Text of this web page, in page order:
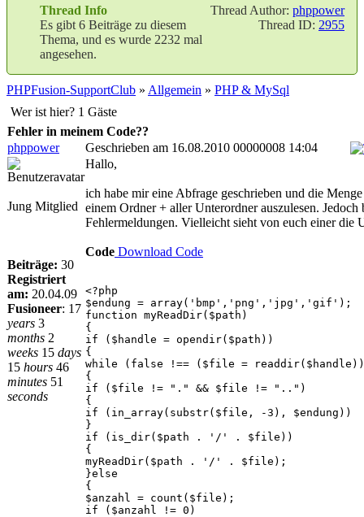
Thread Author: phppower
Thread ID: 2955
Thread Info
Es gibt 6 Beiträge zu diesem
Thema, und es wurde 2232 mal
angesehen.
PHPFusion-SupportClub » Allgemein » PHP & MySql
Wer ist hier? 1 Gäste
Fehler in meinem Code??
phppower
Geschrieben am 16.08.2010 00000008 14:04
Jung Mitglied
Beiträge: 30
Registriert
am: 20.04.09
Fusioneer: 17
years 3
months 2
weeks 15 days
15 hours 46
minutes 51
seconds
Hallo,
ich habe mir eine Abfrage geschrieben und die
einem Ordner + aller Unterordner auszulesen. Jedoch
Fehlermeldungen. Vielleicht sieht von euch einer die
Code Download Code
<?php
$endung = array('bmp','png','jpg','gif');
function myReadDir($path)
{
if ($handle = opendir($path))
{
while (false !== ($file =
{
if ($file != "." && $file != "..")
{
if (in_array(substr($file, -3), $endung))
}
if (is_dir($path . '/' . $file))
{
myReadDir($path . '/' . $file);
}else
{
$anzahl = count($file);
if ($anzahl != 0)